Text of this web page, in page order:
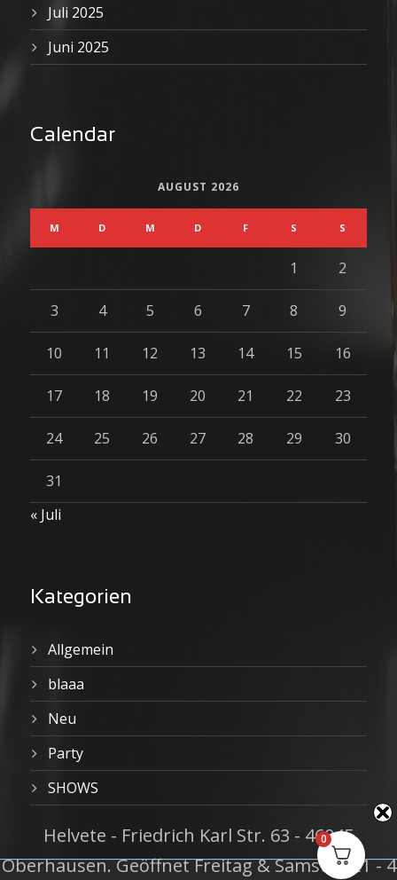
Juli 2025
Juni 2025
Calendar
AUGUST 2026
M D M D F S S
1 2
3 4 5 6 7 8 9
10 11 12 13 14 15 16
17 18 19 20 21 22 23
24 25 26 27 28 29 30
31
« Juli
Kategorien
Allgemein
blaaa
Neu
Party
SHOWS
Helvete - Friedrich Karl Str. 63 - 46045
Oberhausen. Geöffnet Freitag & Samstag 21 - 4
0